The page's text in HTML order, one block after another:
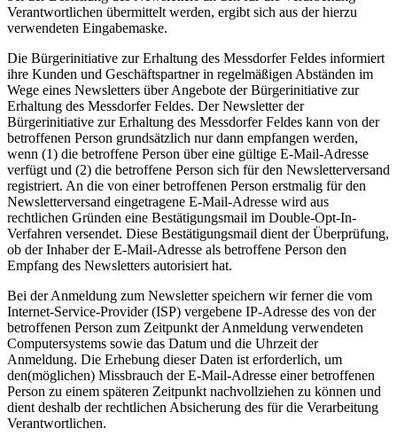
Verantwortlichen übermittelt werden, ergibt sich aus der hierzu
verwendeten Eingabemaske.
Die Bürgerinitiative zur Erhaltung des Messdorfer Feldes informiert
ihre Kunden und Geschäftspartner in regelmäßigen Abständen im
Wege eines Newsletters über Angebote der Bürgerinitiative zur
Erhaltung des Messdorfer Feldes. Der Newsletter der
Bürgerinitiative zur Erhaltung des Messdorfer Feldes kann von der
betroffenen Person grundsätzlich nur dann empfangen werden,
wenn (1) die betroffene Person über eine gültige E-Mail-Adresse
verfügt und (2) die betroffene Person sich für den Newsletterversand
registriert. An die von einer betroffenen Person erstmalig für den
Newsletterversand eingetragene E-Mail-Adresse wird aus
rechtlichen Gründen eine Bestätigungsmail im Double-Opt-In-
Verfahren versendet. Diese Bestätigungsmail dient der Überprüfung,
ob der Inhaber der E-Mail-Adresse als betroffene Person den
Empfang des Newsletters autorisiert hat.
Bei der Anmeldung zum Newsletter speichern wir ferner die vom
Internet-Service-Provider (ISP) vergebene IP-Adresse des von der
betroffenen Person zum Zeitpunkt der Anmeldung verwendeten
Computersystems sowie das Datum und die Uhrzeit der
Anmeldung. Die Erhebung dieser Daten ist erforderlich, um
den(möglichen) Missbrauch der E-Mail-Adresse einer betroffenen
Person zu einem späteren Zeitpunkt nachvollziehen zu können und
dient deshalb der rechtlichen Absicherung des für die Verarbeitung
Verantwortlichen.